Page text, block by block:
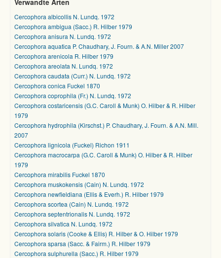
Verwandte Arten
Cercophora albicollis N. Lundq. 1972
Cercophora ambigua (Sacc.) R. Hilber 1979
Cercophora anisura N. Lundq. 1972
Cercophora aquatica P. Chaudhary, J. Fourn. & A.N. Miller 2007
Cercophora arenicola R. Hilber 1979
Cercophora areolata N. Lundq. 1972
Cercophora caudata (Curr.) N. Lundq. 1972
Cercophora conica Fuckel 1870
Cercophora coprophila (Fr.) N. Lundq. 1972
Cercophora costaricensis (G.C. Caroll & Munk) O. Hilber & R. Hilber
1979
Cercophora hydrophila (Kirschst.) P. Chaudhary, J. Fourn. & A.N. Mill.
2007
Cercophora lignicola (Fuckel) Richon 1911
Cercophora macrocarpa (G.C. Caroll & Munk) O. Hilber & R. Hilber
1979
Cercophora mirabilis Fuckel 1870
Cercophora muskokensis (Cain) N. Lundq. 1972
Cercophora newfieldiana (Ellis & Everh.) R. Hilber 1979
Cercophora scortea (Cain) N. Lundq. 1972
Cercophora septentrionalis N. Lundq. 1972
Cercophora silvatica N. Lundq. 1972
Cercophora solaris (Cooke & Ellis) R. Hilber & O. Hilber 1979
Cercophora sparsa (Sacc. & Fairm.) R. Hilber 1979
Cercophora sulphurella (Sacc.) R. Hilber 1979